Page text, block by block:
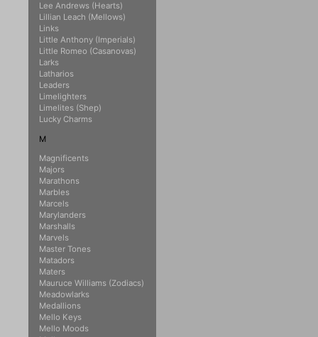
Lee Andrews (Hearts)
Lillian Leach (Mellows)
Links
Little Anthony (Imperials)
Little Romeo (Casanovas)
Larks
Latharios
Leaders
Limelighters
Limelites (Shep)
Lucky Charms
M
Magnificents
Majors
Marathons
Marbles
Marcels
Marylanders
Marshalls
Marvels
Master Tones
Matadors
Maters
Mauruce Williams (Zodiacs)
Meadowlarks
Medallions
Mello Keys
Mello Moods